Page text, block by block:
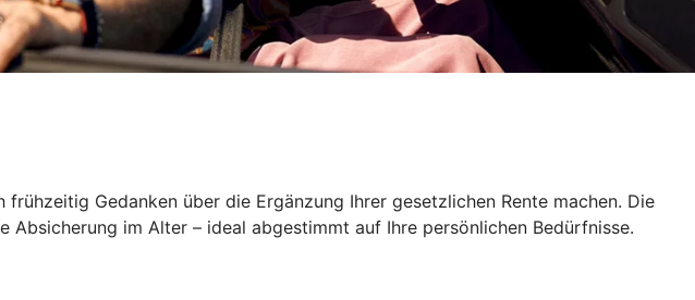
Gedanken über die Ergänzung Ihrer gesetzlichen Rente machen. Die
im Alter – ideal abgestimmt auf Ihre persönlichen Bedürfnisse.